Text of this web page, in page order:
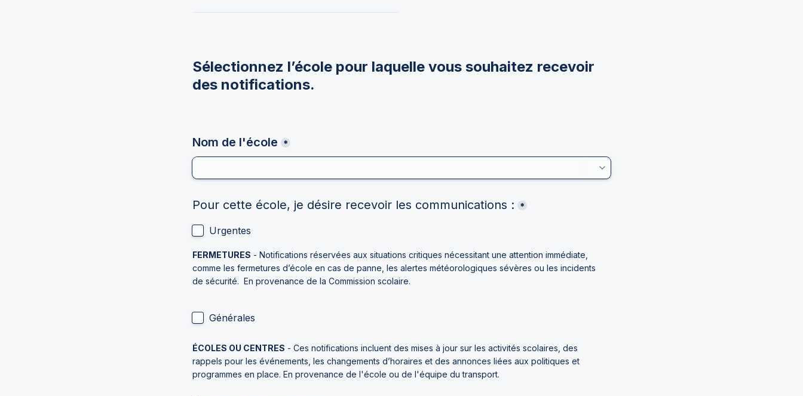
Sélectionnez l’école pour laquelle vous souhaitez recevoir
des notifications.
Nom de l'école *
Pour cette école, je désire recevoir les communications : *
Urgentes
FERMETURES - Notifications réservées aux situations critiques nécessitant une attention immédiate,
comme les fermetures d’école en cas de panne, les alertes météorologiques sévères ou les incidents
de sécurité. En provenance de la Commission scolaire.
Générales
ÉCOLES OU CENTRES - Ces notifications incluent des mises à jour sur les activités scolaires, des
rappels pour les événements, les changements d’horaires et des annonces liées aux politiques et
programmes en place. En provenance de l'école ou de l'équipe du transport.